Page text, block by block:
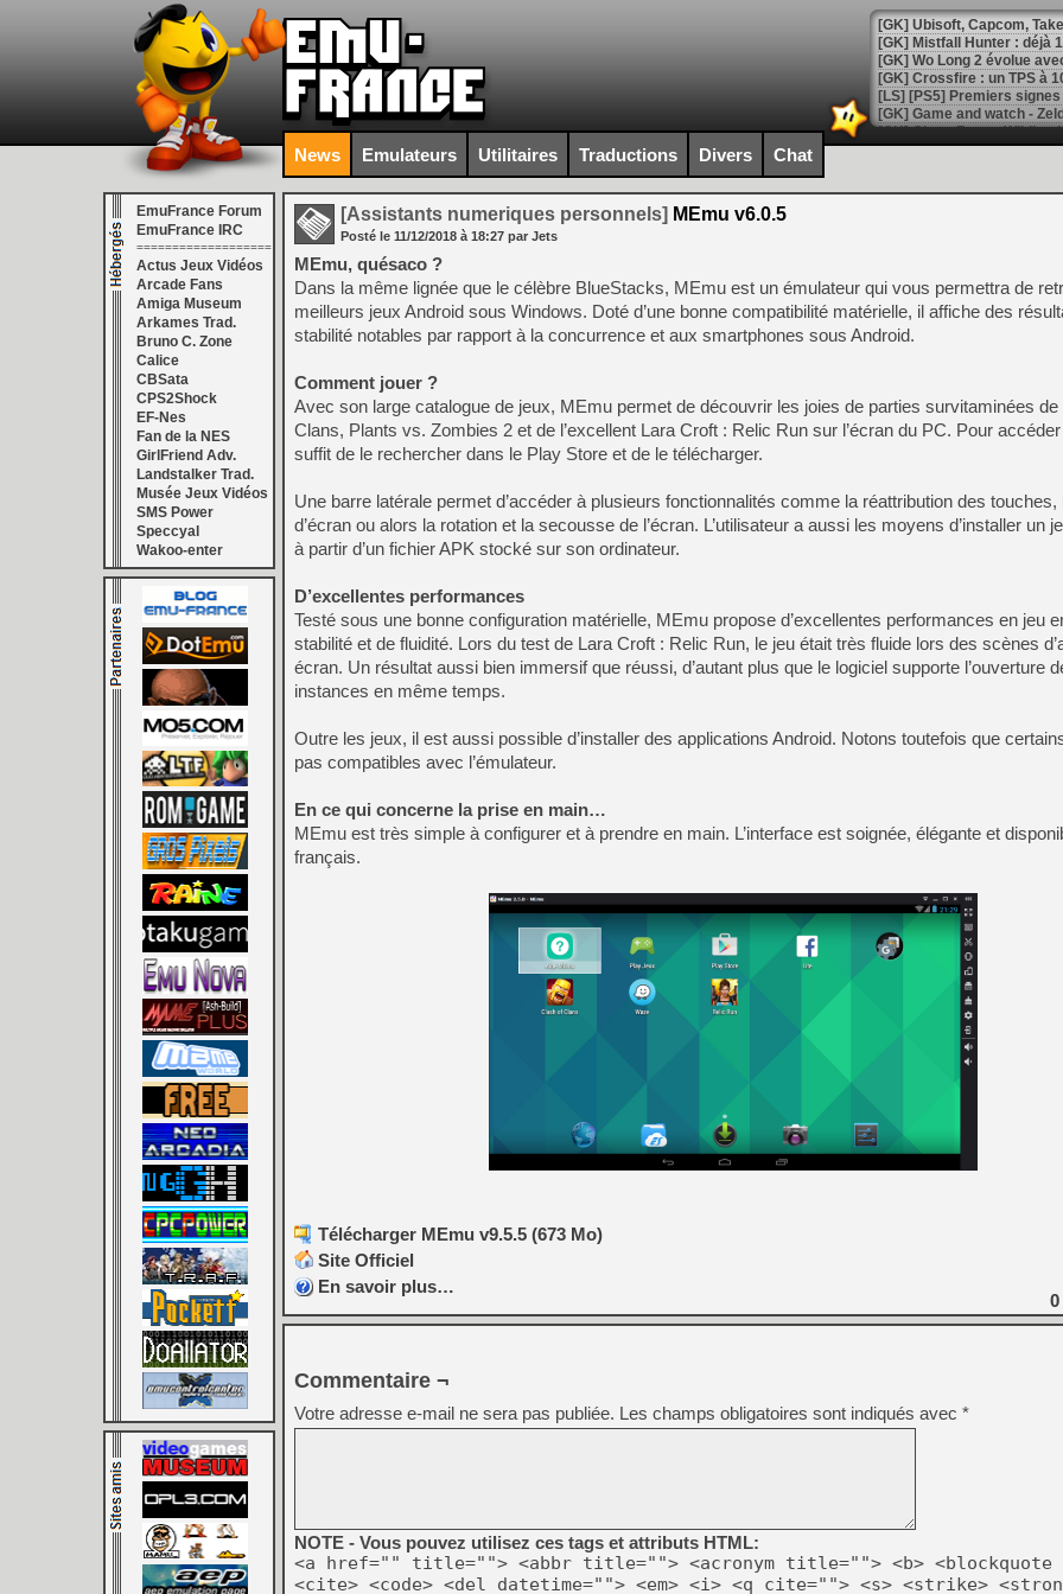
[GK] Mistfall Hunter : déjà
[GK] Wo Long 2 évolue
[GK] Crossfire : un TPS à
[LS] [PS5] Premiers
[Mo5] DOOM arrive en
[GK] Bethesda fête les 30
[GK] Roblox : l'action en
[GK] Agenda - GeForce
[GK] Devolver Digital en a
[LS] [PS5] ps5-y2jb-
[GK] Pourquoi Marvel
[GK] Test : Restory : Chill
[GK] GTA 6 : Rockstar
[GK] Hot Wheels Infinite
[GK] Mémoire cash -
[GK] Résultats Nintendo :
[GK] Déjà des
[Mo5] Brickboy cherche à
[GK] Minecraft et ses «
[GK] Beast of
[GK] Ubisoft : fin de partie
[GK] Mémoire cash -
[GK] Dan Houser (GTA)
[GK] Comment EA Sports
[GK] Crimson Moon : un
[GK] Isle of Reveries : le
[GK] Moonlighter 2 : The
[GK] Capcom relance
[Mo5] Deux inédits du
[LTF] Eté 2026 - Séquence 6
News Emulateurs Utilitaires Traductions Divers Chat
EmuFrance Forum
EmuFrance IRC
===================
Actus Jeux Vidéos
Arcade Fans
Amiga Museum
Arkames Trad.
Bruno C. Zone
Calice
CBSata
CPS2Shock
EF-Nes
Fan de la NES
GirlFriend Adv.
Landstalker Trad.
Musée Jeux Vidéos
SMS Power
Speccyal
Wakoo-enter
[Assistants numeriques personnels] MEmu v6.0.5
Posté le 11/12/2018 à 18:27 par Jets
MEmu, quésaco ?
Dans la même lignée que le célèbre BlueStacks, MEmu est un émulateur qui vous permettra de
meilleurs jeux Android sous Windows. Doté d’une bonne compatibilité matérielle, il affiche des
stabilité notables par rapport à la concurrence et aux smartphones sous Android.
Comment jouer ?
Avec son large catalogue de jeux, MEmu permet de découvrir les joies de parties survitaminées
Clans, Plants vs. Zombies 2 et de l’excellent Lara Croft : Relic Run sur l’écran du PC. Pour
suffit de le rechercher dans le Play Store et de le télécharger.
Une barre latérale permet d’accéder à plusieurs fonctionnalités comme la réattribution des touches,
d’écran ou alors la rotation et la secousse de l’écran. L’utilisateur a aussi les moyens d’installer un
à partir d’un fichier APK stocké sur son ordinateur.
D’excellentes performances
Testé sous une bonne configuration matérielle, MEmu propose d’excellentes performances en jeu
stabilité et de fluidité. Lors du test de Lara Croft : Relic Run, le jeu était très fluide lors des scènes
écran. Un résultat aussi bien immersif que réussi, d’autant plus que le logiciel supporte l’ouverture
instances en même temps.
Outre les jeux, il est aussi possible d’installer des applications Android. Notons toutefois que
pas compatibles avec l’émulateur.
En ce qui concerne la prise en main…
MEmu est très simple à configurer et à prendre en main. L’interface est soignée, élégante et
français.
Télécharger MEmu v9.5.5 (673 Mo)
Site Officiel
En savoir plus…
0
Commentaire ¬
Votre adresse e-mail ne sera pas publiée. Les champs obligatoires sont indiqués avec *
NOTE - Vous pouvez utilisez ces tags et attributs HTML:
<a href="" title=""> <abbr title=""> <acronym title=""> <b> <blockquote
<cite> <code> <del datetime=""> <em> <i> <q cite=""> <s> <strike>